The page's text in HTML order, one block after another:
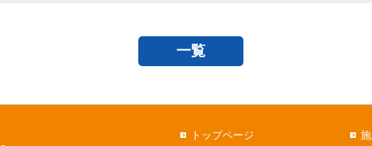
一覧
トップページ